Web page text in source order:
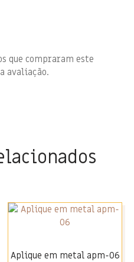
que compraram este
avaliação.
Aplique em metal apm-06